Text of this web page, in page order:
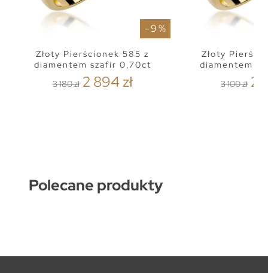
- 9 %
Złoty Pierścionek 585 z
diamentem szafir 0,70ct
3 180 zł 2 894 zł
Złoty
diamentem
3 100 zł 2
Polecane produkty